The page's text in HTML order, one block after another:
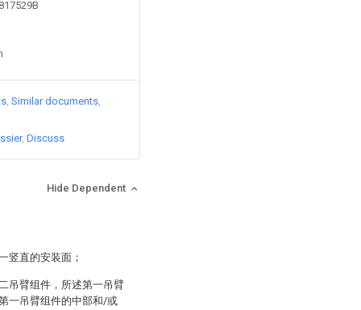
Similar documents
Discuss
Hide Dependent
竖直的安装面；
吊臂组件，所述第一吊臂
一吊臂组件的中部和/或